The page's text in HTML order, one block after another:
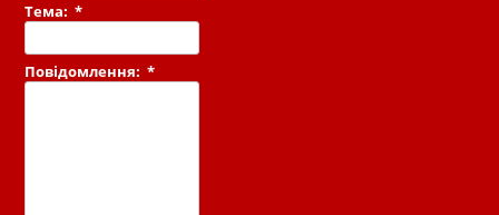
Тема:*
Повідомлення:*